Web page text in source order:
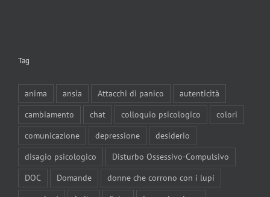
Tag
anima ansia Attacchi di panico
autenticità
cambiamento
chat colloquio psicologico
colori
comunicazione
depressione
desiderio
disagio psicologico
Disturbo Ossessivo-Compulsivo
DOC
Domande
donne che corrono con i lupi